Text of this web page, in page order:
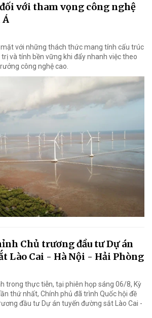
với tham vọng công nghệ
Á
với những thách thức mang tính cấu trúc
và tính bền vững khi đẩy nhanh việc theo
công nghệ cao.
Chủ trương đầu tư Dự án
Lào Cai - Hà Nội - Hải Phòng
trong thực tiễn, tại phiên họp sáng 06/8, Kỳ
thứ nhất, Chính phủ đã trình Quốc hội đề
đầu tư Dự án tuyến đường sắt Lào Cai -